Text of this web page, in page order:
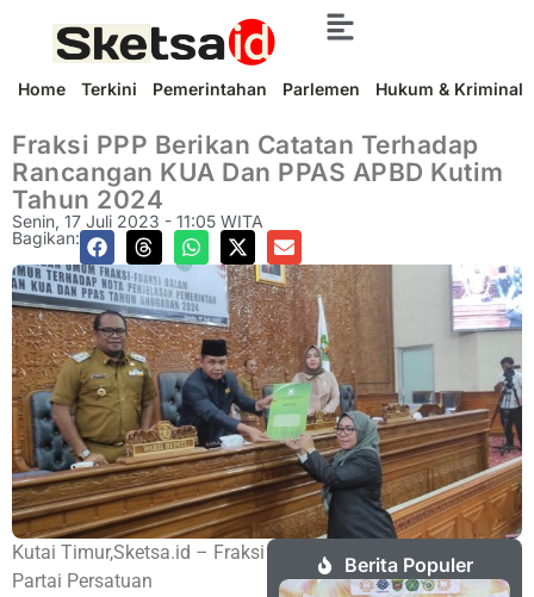
Home Terkini Pemerintahan Parlemen Hukum & Kriminal
Fraksi PPP Berikan Catatan Terhadap
Rancangan KUA Dan PPAS APBD Kutim
Tahun 2024
Senin, 17 Juli 2023 - 11:05 WITA
Bagikan:
Kutai Timur,Sketsa.id – Fraksi
Partai Persatuan
Berita Populer